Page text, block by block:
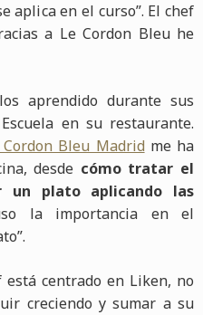
aplica en el curso”. El chef
a Le Cordon Bleu he
aprendido durante sus
en su restaurante.
Cordon Bleu Madrid me ha
desde cómo tratar el
un plato aplicando las
la importancia en el
centrado en Liken, no
creciendo y sumar a su